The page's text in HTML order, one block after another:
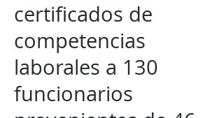
certificados de
competencias
laborales a 130
funcionarios